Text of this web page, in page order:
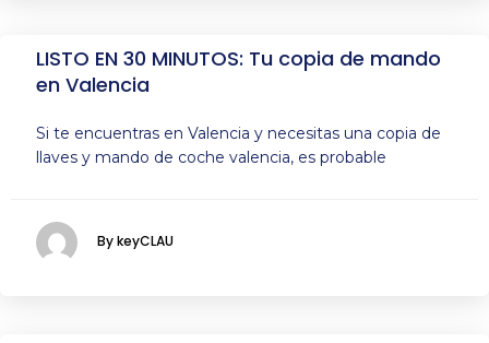
LISTO EN 30 MINUTOS: Tu copia de mando
en Valencia
Si te encuentras en Valencia y necesitas una copia de
llaves y mando de coche valencia, es probable
By keyCLAU